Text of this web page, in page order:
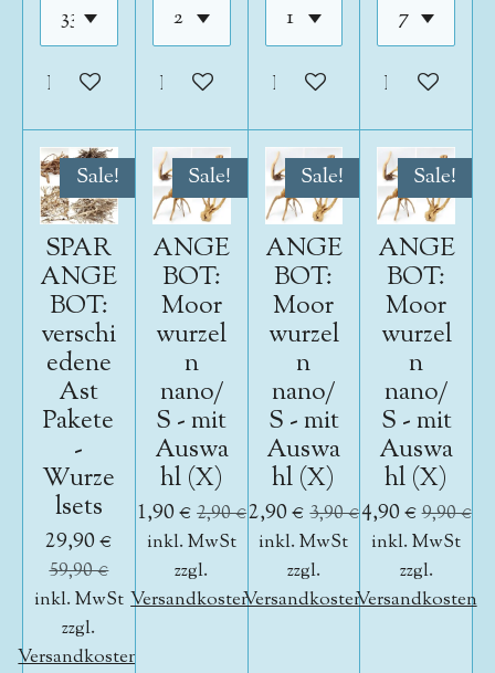
In den WarenkorbIn den WarenkorbIn den Warenkorb
In den
Sale!
SPAR
ANGE
BOT:
verschi
edene
Ast
Pakete
-
Wurze
lsets
29,90 €
59,90 €
inkl. MwSt
zzgl.
Versandkosten
Sale!
ANGE
BOT:
Moor
wurzel
n
nano/
S - mit
Auswa
hl (X)
1,90 € 2,90 €
inkl. MwSt
zzgl.
Versandkosten
Sale!
ANGE
BOT:
Moor
wurzel
n
nano/
S - mit
Auswa
hl (X)
2,90 € 3,90 €
inkl. MwSt
zzgl.
Versandkosten
Sale!
ANGE
BOT:
Moor
wurzel
n
nano/
S - mit
Auswa
hl (X)
4,90 €9,90 €
inkl. MwSt
zzgl.
Versandkosten